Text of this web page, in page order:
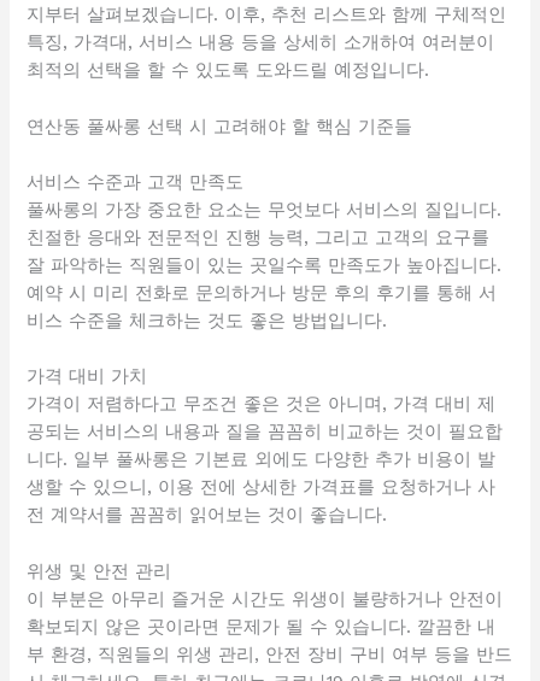
지부터 살펴보겠습니다. 이후, 추천 리스트와 함께 구체적인
특징, 가격대, 서비스 내용 등을 상세히 소개하여 여러분이
최적의 선택을 할 수 있도록 도와드릴 예정입니다.
연산동 풀싸롱 선택 시 고려해야 할 핵심 기준들
서비스 수준과 고객 만족도
풀싸롱의 가장 중요한 요소는 무엇보다 서비스의 질입니다.
친절한 응대와 전문적인 진행 능력, 그리고 고객의 요구를
잘 파악하는 직원들이 있는 곳일수록 만족도가 높아집니다.
예약 시 미리 전화로 문의하거나 방문 후의 후기를 통해 서
비스 수준을 체크하는 것도 좋은 방법입니다.
가격 대비 가치
가격이 저렴하다고 무조건 좋은 것은 아니며, 가격 대비 제
공되는 서비스의 내용과 질을 꼼꼼히 비교하는 것이 필요합
니다. 일부 풀싸롱은 기본료 외에도 다양한 추가 비용이 발
생할 수 있으니, 이용 전에 상세한 가격표를 요청하거나 사
전 계약서를 꼼꼼히 읽어보는 것이 좋습니다.
위생 및 안전 관리
이 부분은 아무리 즐거운 시간도 위생이 불량하거나 안전이
확보되지 않은 곳이라면 문제가 될 수 있습니다. 깔끔한 내
부 환경, 직원들의 위생 관리, 안전 장비 구비 여부 등을 반드